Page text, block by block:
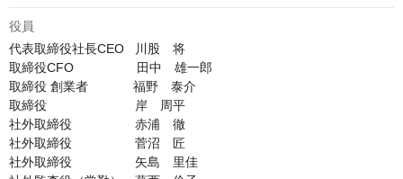
役員
代表取締役社長CEO   川股　将
取締役CFO　　　　　田中　雄一郎
取締役 創業者　　　  福野　泰介
取締役　　　　　　　岸　周平
社外取締役　　　　　赤浦　徹
社外取締役　　　　　菅沼　匠
社外取締役　　　　　矢島　里佳